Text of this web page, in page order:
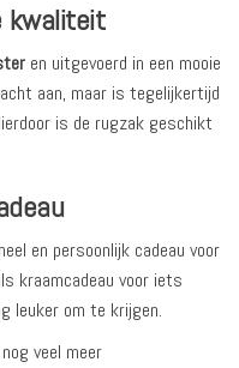
kwaliteit
en uitgevoerd in een mooie
aan, maar is tegelijkertijd
is de rugzak geschikt
en persoonlijk cadeau voor
kraamcadeau voor iets
leuker om te krijgen.
nog veel meer